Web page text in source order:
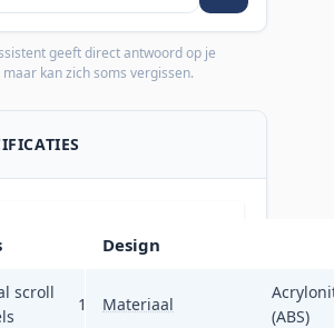
geeft direct antwoord op je
kan zich soms vergissen.
scroll
1
Design
Materiaal
(ABS)